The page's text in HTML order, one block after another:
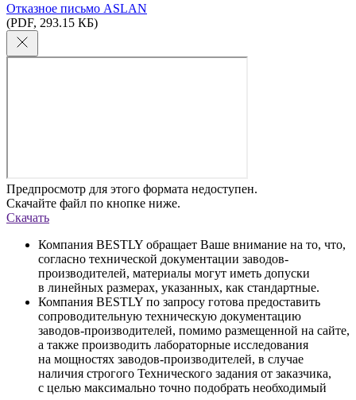
Отказное письмо ASLAN
(PDF, 293.15 КБ)
Предпросмотр для этого формата недоступен.
Скачайте файл по кнопке ниже.
Скачать
Компания BESTLY обращает Ваше внимание на то, что,
согласно технической документации заводов-
производителей, материалы могут иметь допуски
в линейных размерах, указанных, как стандартные.
Компания BESTLY по запросу готова предоставить
сопроводительную техническую документацию
заводов-производителей, помимо размещенной на сайте,
а также производить лабораторные исследования
на мощностях заводов-производителей, в случае
наличия строгого Технического задания от заказчика,
с целью максимально точно подобрать необходимый